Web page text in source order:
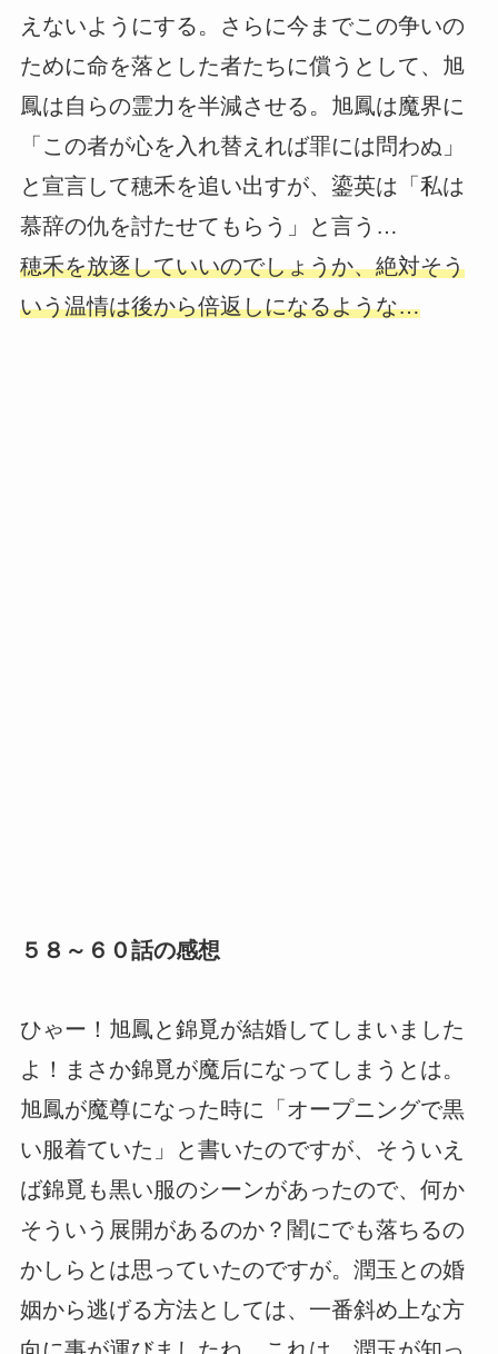
えないようにする。さらに今までこの争いの
ために命を落とした者たちに償うとして、旭
鳳は自らの霊力を半減させる。旭鳳は魔界に
「この者が心を入れ替えれば罪には問わぬ」
と宣言して穂禾を追い出すが、鎏英は「私は
慕辞の仇を討たせてもらう」と言う…
穂禾を放逐していいのでしょうか、絶対そう
いう温情は後から倍返しになるような…
５８～６０話の感想
ひゃー！旭鳳と錦覓が結婚してしまいました
よ！まさか錦覓が魔后になってしまうとは。
旭鳳が魔尊になった時に「オープニングで黒
い服着ていた」と書いたのですが、そういえ
ば錦覓も黒い服のシーンがあったので、何か
そういう展開があるのか？闇にでも落ちるの
かしらとは思っていたのですが。潤玉との婚
姻から逃げる方法としては、一番斜め上な方